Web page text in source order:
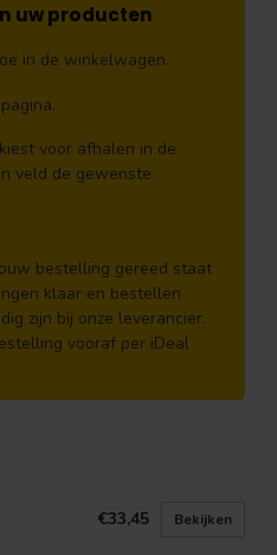
uw producten
in de winkelwagen.
voor afhalen in de
veld de gewenste
bestelling gereed staat
klaar en bestellen
zijn bij onze leverancier.
vooraf per iDeal
€33,45 Bekijken